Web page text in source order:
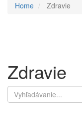
Home Zdravie
Zdravie